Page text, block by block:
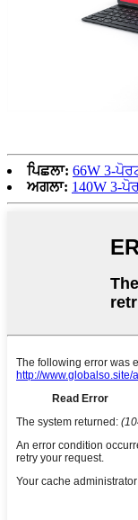
ਪਿਛਲਾ: 66W 3-
ਅਗਲਾ: 140W 3-